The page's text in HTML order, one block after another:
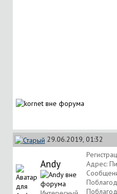
29.06.2019, 01:32
Andy
Адрес: